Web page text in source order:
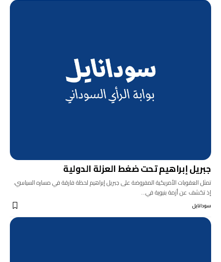
جبريل إبراهيم تحت ضغط العزلة الدولية
تمثل العقوبات الأمريكية المفروضة على جبريل إبراهيم لحظة فارقة في مساره السياسي،
إذ تكشف عن أزمة بنيوية في…
سودانايل